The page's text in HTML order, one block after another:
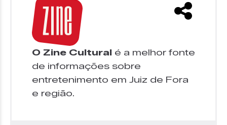
O Zine Cultural é a melhor fonte
de informações sobre
entretenimento em Juiz de Fora
e região.